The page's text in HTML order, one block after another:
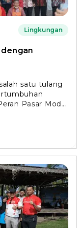
Lingkungan
satu tulang
Pasar Modal